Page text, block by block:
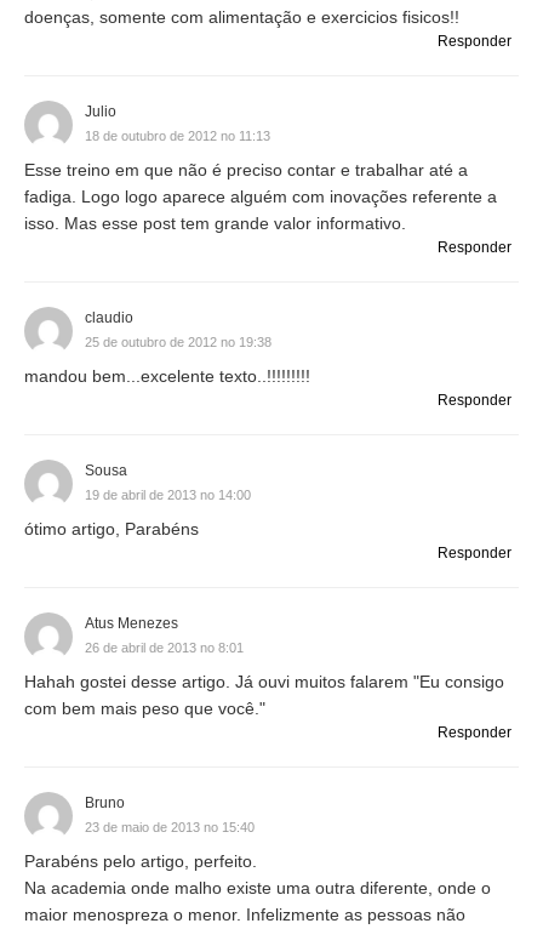
doenças, somente com alimentação e exercicios fisicos!!
Responder
Julio
18 de outubro de 2012 no 11:13
Esse treino em que não é preciso contar e trabalhar até a
fadiga. Logo logo aparece alguém com inovações referente a
isso. Mas esse post tem grande valor informativo.
Responder
claudio
25 de outubro de 2012 no 19:38
mandou bem...excelente texto..!!!!!!!!!
Responder
Sousa
19 de abril de 2013 no 14:00
ótimo artigo, Parabéns
Responder
Atus Menezes
26 de abril de 2013 no 8:01
Hahah gostei desse artigo. Já ouvi muitos falarem "Eu consigo
com bem mais peso que você."
Responder
Bruno
23 de maio de 2013 no 15:40
Parabéns pelo artigo, perfeito.
Na academia onde malho existe uma outra diferente, onde o
maior menospreza o menor. Infelizmente as pessoas não